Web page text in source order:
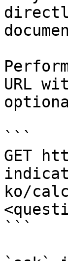
URL
```
GET
ko/
```